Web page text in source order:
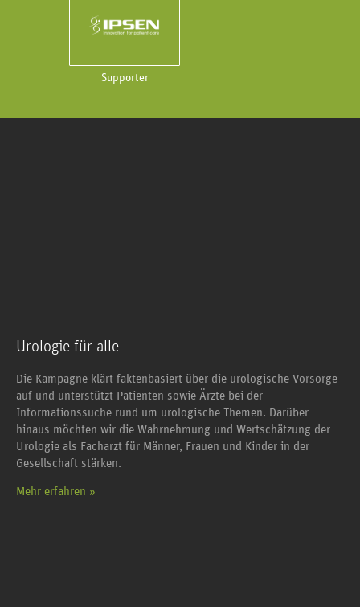
Supporter
Urologie für alle
Die Kampagne klärt faktenbasiert über die urologische Vorsorge
auf und unterstützt Patienten sowie Ärzte bei der
Informationssuche rund um urologische Themen. Darüber
hinaus möchten wir die Wahrnehmung und Wertschätzung der
Urologie als Facharzt für Männer, Frauen und Kinder in der
Gesellschaft stärken.
Mehr erfahren »